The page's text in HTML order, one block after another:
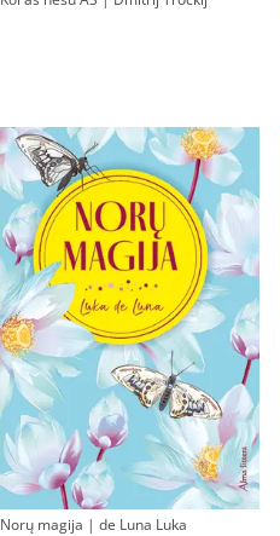
Norų magija | de Luna Luka